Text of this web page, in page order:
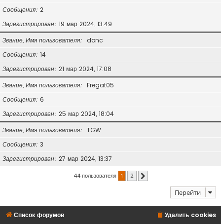
Сообщения 2
Зарегистрирован 19 мар 2024, 13:49
Звание, Имя пользователя
donc
Сообщения 14
Зарегистрирован 21 мар 2024, 17:08
Звание, Имя пользователя
Fregat05
Сообщения 6
Зарегистрирован 25 мар 2024, 18:04
Звание, Имя пользователя
TGW
Сообщения 3
Зарегистрирован 27 мар 2024, 13:37
44 пользователя 1 2
Перейти
Список форумов Удалить cookies